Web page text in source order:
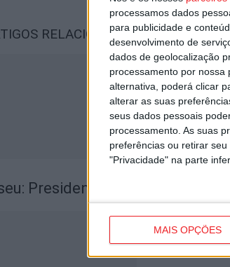
processamos dados
para publicidade e
desenvolvimento de
dados de geolocalização
processamento por nossa
alternativa, poderá clicar
alterar as suas
seus dados pessoais
processamento. As suas
preferências ou retirar
"Privacidade" na parte
MAIS OPÇÕES
RELACIONADOSMais do autor
Presidente da República